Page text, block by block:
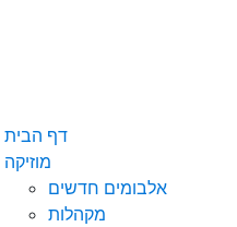
דף הבית
מוזיקה
אלבומים חדשים
מקהלות